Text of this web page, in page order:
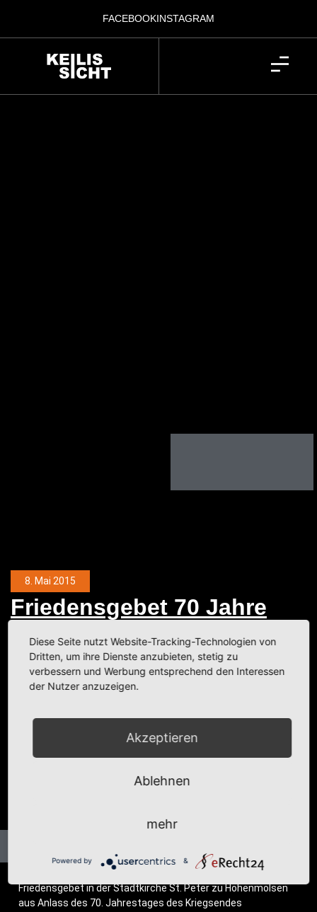
FACEBOOKINSTAGRAM
8. Mai 2015
Frie­dens­ge­bet 70 Jah­re
danach
Kategorie:Events,Fotobeiträge,Kirchens
Frie­dens­ge­bet in der Stadt­kir­che St. Peter zu Hohenmölsen
aus Anlass des 70. Jah­res­ta­ges des Kriegsendes
Diese Seite nutzt Website-Tracking-Technologien von
Dritten, um ihre Dienste anzubieten, stetig zu
verbessern und Werbung entsprechend den Interessen
der Nutzer anzuzeigen.
Akzeptieren
Ablehnen
mehr
Powered by &